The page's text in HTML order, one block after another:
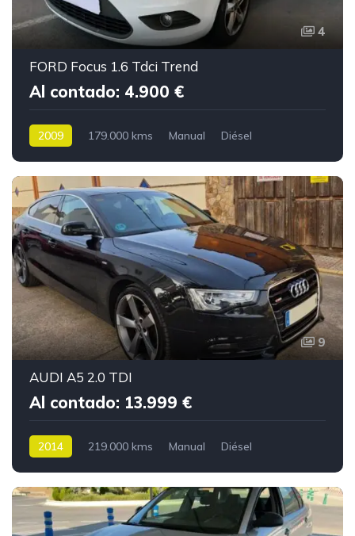
4
FORD Focus 1.6 Tdci Trend
Al contado: 4.900 €
2009 179.000 kms Manual Diésel
9
AUDI A5 2.0 TDI
Al contado: 13.999 €
2014 219.000 kms Manual Diésel